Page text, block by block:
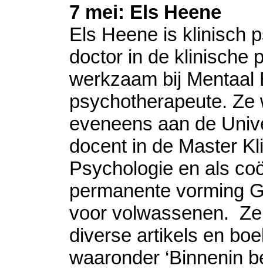
7 mei: Els Heene
Els Heene is klinisch
doctor in de klinische
werkzaam bij Mentaal
psychotherapeute.
eveneens aan de
docent in de Master
Psychologie en als
permanente vorming
voor volwassenen.
diverse artikels en
waaronder ‘Binnenin